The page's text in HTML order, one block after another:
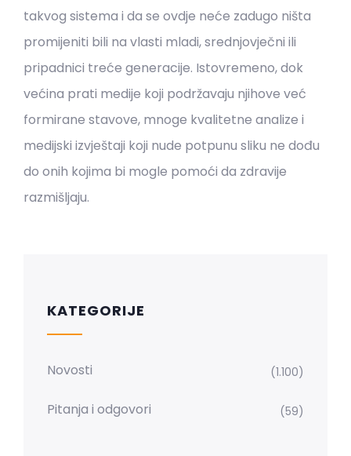
takvog sistema i da se ovdje neće zadugo ništa
promijeniti bili na vlasti mladi, srednjovječni ili
pripadnici treće generacije. Istovremeno, dok
većina prati medije koji podržavaju njihove već
formirane stavove, mnoge kvalitetne analize i
medijski izvještaji koji nude potpunu sliku ne dođu
do onih kojima bi mogle pomoći da zdravije
razmišljaju.
KATEGORIJE
Novosti (1.100)
Pitanja i odgovori (59)